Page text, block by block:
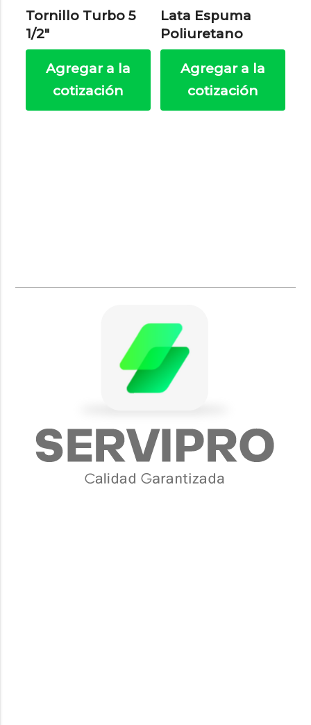
Tornillo Turbo 5
1/2″
Agregar a la
cotización
Lata Espuma
Poliuretano
Agregar a la
cotización